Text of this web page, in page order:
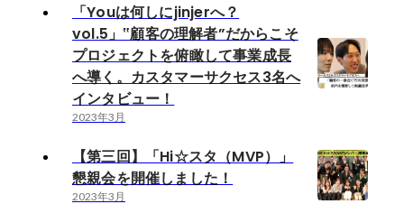
「Youは何しにjinjerへ？
vol.5」‟顧客の理解者”だからこそ
プロジェクトを俯瞰して事業成長
へ導く。カスタマーサクセス3名へ
インタビュー！
2023年3月
【第三回】「Hi☆スタ（MVP）」
懇親会を開催しました！
2023年3月